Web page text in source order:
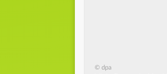
© dpa